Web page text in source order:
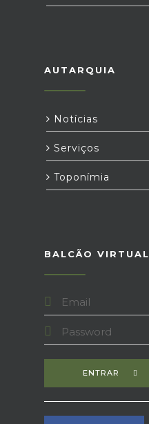
AUTARQUIA
Notícias
Serviços
Toponímia
BALCÃO VIRTUAL
ENTRAR